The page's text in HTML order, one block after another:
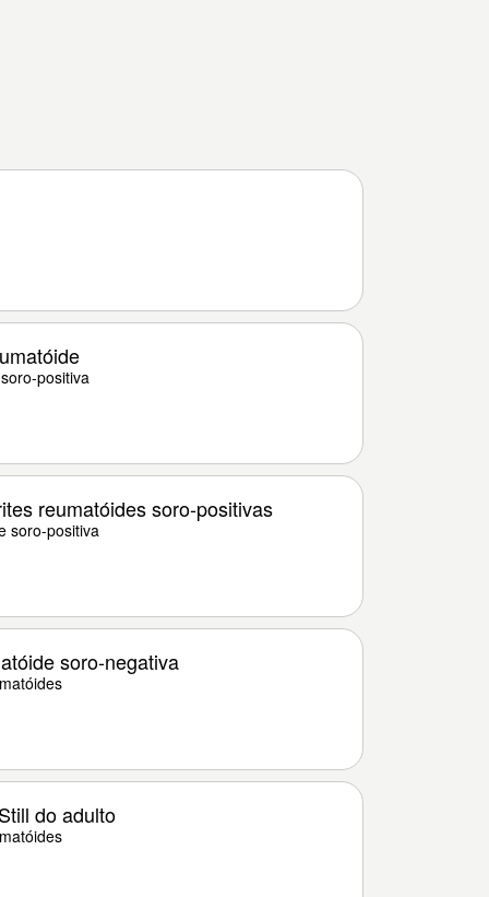
positiva
reumatóides soro-positivas
soro-positiva
soro-negativa
do adulto